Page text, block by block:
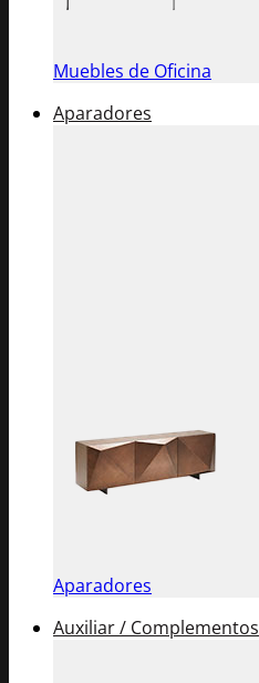
Muebles de Oficina
Aparadores
Aparadores
Auxiliar / Complementos